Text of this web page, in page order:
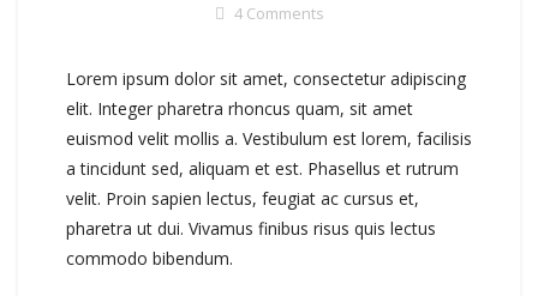
4 Comments
Lorem ipsum dolor sit amet, consectetur adipiscing
elit. Integer pharetra rhoncus quam, sit amet
euismod velit mollis a. Vestibulum est lorem, facilisis
a tincidunt sed, aliquam et est. Phasellus et rutrum
velit. Proin sapien lectus, feugiat ac cursus et,
pharetra ut dui. Vivamus finibus risus quis lectus
commodo bibendum.